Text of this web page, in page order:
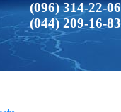
(096) 314-22-06
(044) 209-16-83